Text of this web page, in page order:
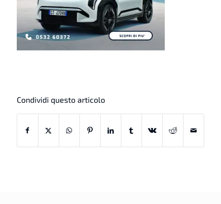
Condividi questo articolo